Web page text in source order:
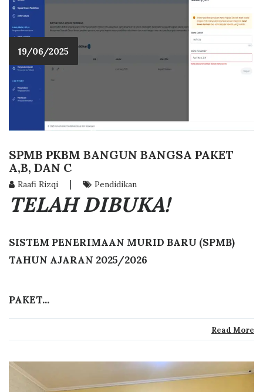
19/06/2025
SPMB PKBM BANGUN BANGSA PAKET
A,B, DAN C
Raafi Rizqi | Pendidikan
TELAH DIBUKA!
SISTEM PENERIMAAN MURID BARU (SPMB)
TAHUN AJARAN 2025/2026
PAKET...
Read More